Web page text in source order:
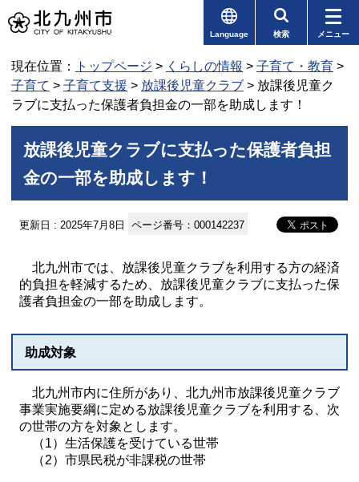
Language 検索 メニュー
現在位置： トップページ > くらしの情報 > 子育て・教育 >
子育て > 子育て支援 > 放課後児童クラブ > 放課後児童ク
ラブに支払った保護者負担金の一部を助成します！
放課後児童クラブに支払った保護者負担
金の一部を助成します！
更新日 : 2025年7月8日 ページ番号：000142237
北九州市では、放課後児童クラブを利用する方の経済
的負担を軽減するため、放課後児童クラブに支払った保
護者負担金の一部を助成します。
助成対象
北九州市内に住所があり、北九州市放課後児童クラブ
事業実施要綱に定める放課後児童クラブを利用する、次
の世帯の方を対象とします。
（1）生活保護を受けている世帯
（2）市県民税が非課税の世帯